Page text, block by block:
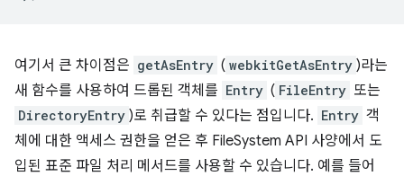
여기서 큰 차이점은 getAsEntry ( webkitGetAsEntry )라는
새 함수를 사용하여 드롭된 객체를 Entry ( FileEntry 또는
DirectoryEntry )로 취급할 수 있다는 점입니다. Entry 객
체에 대한 액세스 권한을 얻은 후 FileSystem API 사양에서 도
입된 표준 파일 처리 메서드를 사용할 수 있습니다. 예를 들어